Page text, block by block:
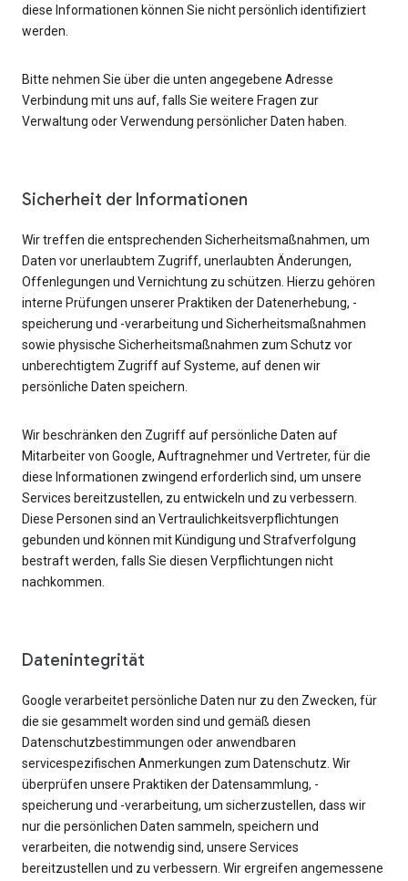
diese Informationen können Sie nicht persönlich identifiziert
werden.
Bitte nehmen Sie über die unten angegebene Adresse
Verbindung mit uns auf, falls Sie weitere Fragen zur
Verwaltung oder Verwendung persönlicher Daten haben.
Sicherheit der Informationen
Wir treffen die entsprechenden Sicherheitsmaßnahmen, um
Daten vor unerlaubtem Zugriff, unerlaubten Änderungen,
Offenlegungen und Vernichtung zu schützen. Hierzu gehören
interne Prüfungen unserer Praktiken der Datenerhebung, -
speicherung und -verarbeitung und Sicherheitsmaßnahmen
sowie physische Sicherheitsmaßnahmen zum Schutz vor
unberechtigtem Zugriff auf Systeme, auf denen wir
persönliche Daten speichern.
Wir beschränken den Zugriff auf persönliche Daten auf
Mitarbeiter von Google, Auftragnehmer und Vertreter, für die
diese Informationen zwingend erforderlich sind, um unsere
Services bereitzustellen, zu entwickeln und zu verbessern.
Diese Personen sind an Vertraulichkeitsverpflichtungen
gebunden und können mit Kündigung und Strafverfolgung
bestraft werden, falls Sie diesen Verpflichtungen nicht
nachkommen.
Datenintegrität
Google verarbeitet persönliche Daten nur zu den Zwecken, für
die sie gesammelt worden sind und gemäß diesen
Datenschutzbestimmungen oder anwendbaren
servicespezifischen Anmerkungen zum Datenschutz. Wir
überprüfen unsere Praktiken der Datensammlung, -
speicherung und -verarbeitung, um sicherzustellen, dass wir
nur die persönlichen Daten sammeln, speichern und
verarbeiten, die notwendig sind, unsere Services
bereitzustellen und zu verbessern. Wir ergreifen angemessene